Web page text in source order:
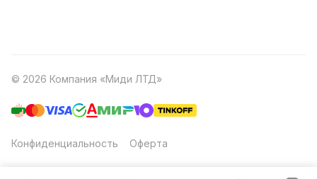
© 2026 Компания «Миди ЛТД»
Конфиденциальность Оферта